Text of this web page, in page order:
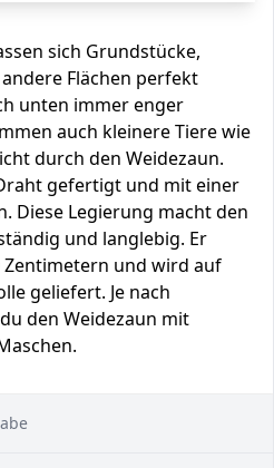
sich Grundstücke,
Flächen perfekt
unten immer enger
auch kleinere Tiere wie
durch den Weidezaun.
gefertigt und mit einer
Diese Legierung macht den
und langlebig. Er
Zentimetern und wird auf
geliefert. Je nach
den Weidezaun mit